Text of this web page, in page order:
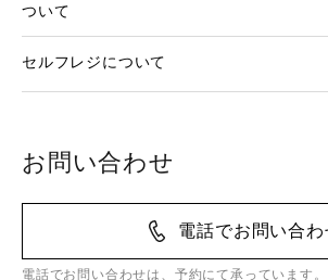
ついて
セルフレジについて
お問い合わせ
電話でお問い合わ
電話でお問い合わせは、予約にて承っています。